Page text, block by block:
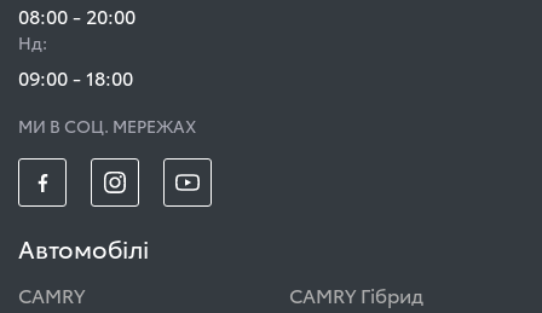
08:00 - 20:00
Нд:
09:00 - 18:00
МИ В СОЦ. МЕРЕЖАХ
Автомобілі
CAMRY
CAMRY Гібрид